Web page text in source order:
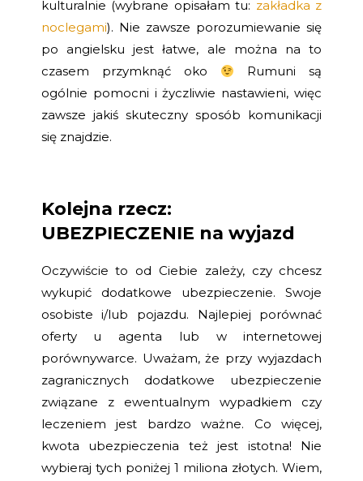
kulturalnie (wybrane opisałam tu: zakładka z
noclegami). Nie zawsze porozumiewanie się
po angielsku jest łatwe, ale można na to
czasem przymknąć oko
Rumuni są
ogólnie pomocni i życzliwie nastawieni, więc
zawsze jakiś skuteczny sposób komunikacji
się znajdzie.
Kolejna rzecz:
UBEZPIECZENIE na wyjazd
Oczywiście to od Ciebie zależy, czy chcesz
wykupić dodatkowe ubezpieczenie. Swoje
osobiste i/lub pojazdu. Najlepiej porównać
oferty u agenta lub w internetowej
porównywarce. Uważam, że przy wyjazdach
zagranicznych dodatkowe ubezpieczenie
związane z ewentualnym wypadkiem czy
leczeniem jest bardzo ważne. Co więcej,
kwota ubezpieczenia też jest istotna! Nie
wybieraj tych poniżej 1 miliona złotych. Wiem,